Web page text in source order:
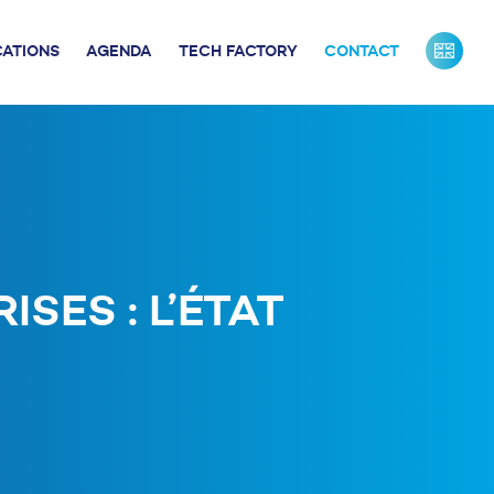
AGENDA TECH FACTORY CONTACT
: L’ÉTAT